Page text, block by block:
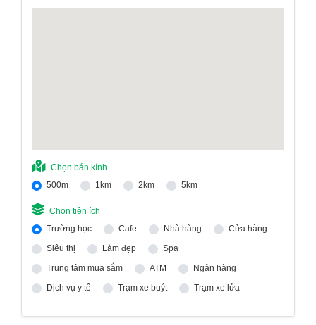
Chọn bán kính
500m
1km 2km 5km
Chọn tiện ích
Trường học
Cafe Nhà hàng
Cửa hàng
Siêu thị
Làm đẹp
Spa
Trung tâm mua sắm
ATM
Ngân hàng
Dịch vụ y tế
Trạm xe buýt Trạm xe lửa